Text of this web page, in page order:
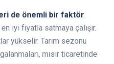
de önemli bir faktör.
iyi fiyatla satmaya çalışır.
yükselir. Tarım sezonu
mısır ticaretinde